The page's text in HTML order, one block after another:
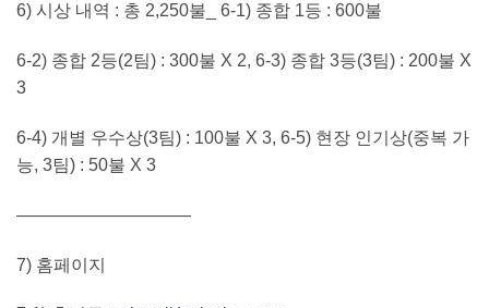
6) 시상 내역 : 총 2,250불 _ 6-1) 종합 1등 : 600불
6-2) 종합 2등(2팀) : 300불 X 2, 6-3) 종합 3등(3팀) : 200불 X
3
6-4) 개별 우수상(3팀) : 100불 X 3, 6-5) 현장 인기상(중복 가
능, 3팀) : 50불 X 3
——————————
7) 홈페이지